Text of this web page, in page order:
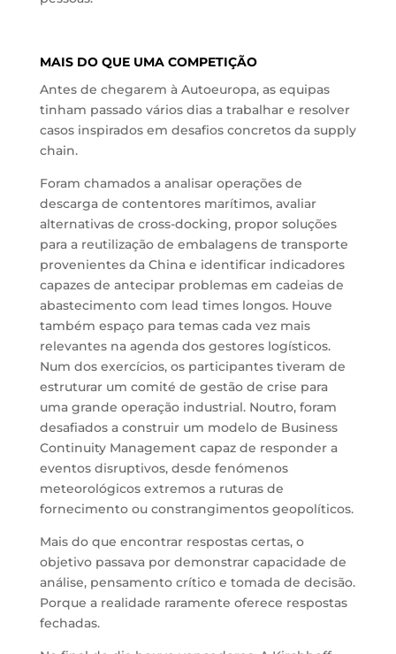
MAIS DO QUE UMA COMPETIÇÃO
Antes de chegarem à Autoeuropa, as equipas
tinham passado vários dias a trabalhar e resolver
casos inspirados em desafios concretos da supply
chain.
Foram chamados a analisar operações de
descarga de contentores marítimos, avaliar
alternativas de cross-docking, propor soluções
para a reutilização de embalagens de transporte
provenientes da China e identificar indicadores
capazes de antecipar problemas em cadeias de
abastecimento com lead times longos. Houve
também espaço para temas cada vez mais
relevantes na agenda dos gestores logísticos.
Num dos exercícios, os participantes tiveram de
estruturar um comité de gestão de crise para
uma grande operação industrial. Noutro, foram
desafiados a construir um modelo de Business
Continuity Management capaz de responder a
eventos disruptivos, desde fenómenos
meteorológicos extremos a ruturas de
fornecimento ou constrangimentos geopolíticos.
Mais do que encontrar respostas certas, o
objetivo passava por demonstrar capacidade de
análise, pensamento crítico e tomada de decisão.
Porque a realidade raramente oferece respostas
fechadas.